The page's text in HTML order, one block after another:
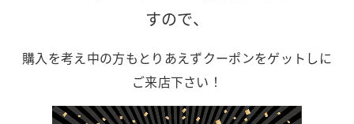
すので、
購入を考え中の方もとりあえずクーポンをゲットしに
ご来店下さい！